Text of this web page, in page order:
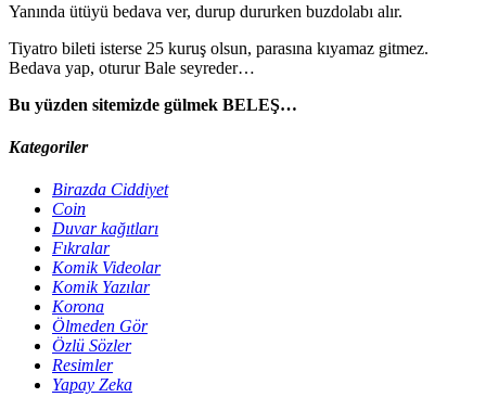
Yanında ütüyü bedava ver, durup dururken buzdolabı alır.
Tiyatro bileti isterse 25 kuruş olsun, parasına kıyamaz gitmez.
Bedava yap, oturur Bale seyreder…
Bu yüzden sitemizde gülmek BELEŞ…
Kategoriler
Birazda Ciddiyet
Coin
Duvar kağıtları
Fıkralar
Komik Videolar
Komik Yazılar
Korona
Ölmeden Gör
Özlü Sözler
Resimler
Yapay Zeka